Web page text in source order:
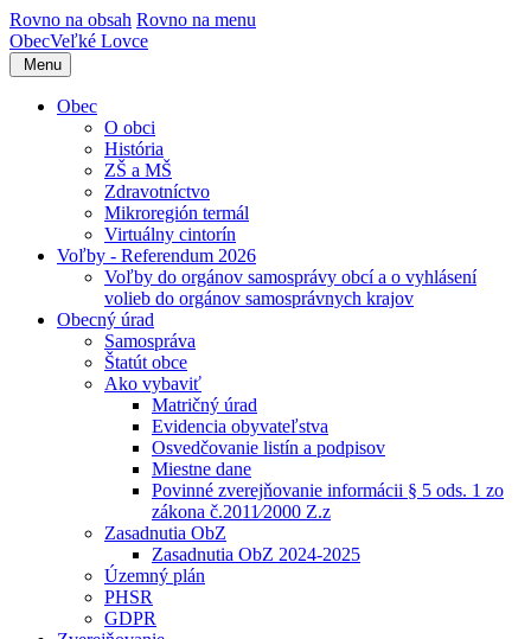
Rovno na obsah Rovno na menu
ObecVeľké Lovce
Menu
Obec
O obci
História
ZŠ a MŠ
Zdravotníctvo
Mikroregión termál
Virtuálny cintorín
Voľby - Referendum 2026
Voľby do orgánov samosprávy obcí a o vyhlásení
volieb do orgánov samosprávnych krajov
Obecný úrad
Samospráva
Štatút obce
Ako vybaviť
Matričný úrad
Evidencia obyvateľstva
Osvedčovanie listín a podpisov
Miestne dane
Povinné zverejňovanie informácii § 5 ods. 1 zo
zákona č.2011⁄2000 Z.z
Zasadnutia ObZ
Zasadnutia ObZ 2024-2025
Územný plán
PHSR
GDPR